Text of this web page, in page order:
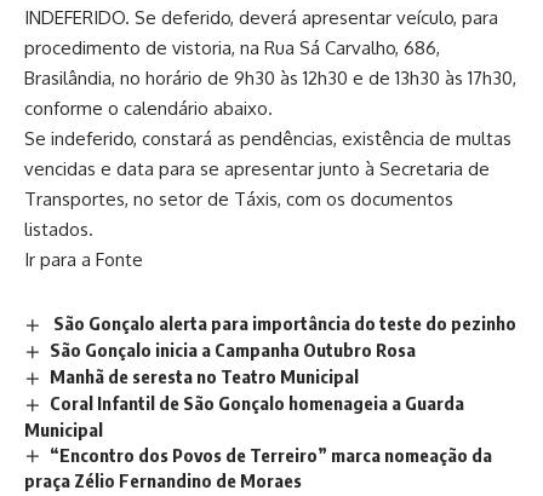
INDEFERIDO. Se deferido, deverá apresentar veículo, para
procedimento de vistoria, na Rua Sá Carvalho, 686,
Brasilândia, no horário de 9h30 às 12h30 e de 13h30 às 17h30,
conforme o calendário abaixo.
Se indeferido, constará as pendências, existência de multas
vencidas e data para se apresentar junto à Secretaria de
Transportes, no setor de Táxis, com os documentos
listados.
Ir para a Fonte
São Gonçalo alerta para importância do teste do pezinho
São Gonçalo inicia a Campanha Outubro Rosa
Manhã de seresta no Teatro Municipal
Coral Infantil de São Gonçalo homenageia a Guarda
Municipal
“Encontro dos Povos de Terreiro” marca nomeação da
praça Zélio Fernandino de Moraes